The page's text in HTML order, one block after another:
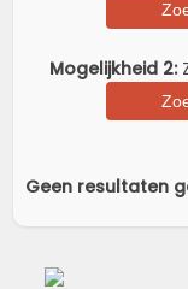
Mogelijkheid 2:
Geen resultaten